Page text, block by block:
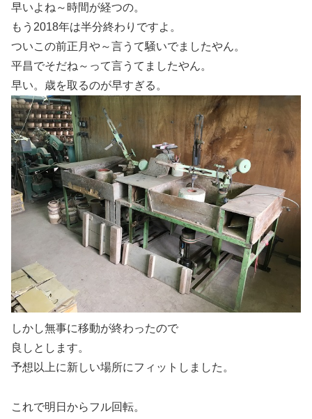
早いよね～時間が経つの。
もう2018年は半分終わりですよ。
ついこの前正月や～言うて騒いでましたやん。
平昌でそだね～って言うてましたやん。
早い。歳を取るのが早すぎる。
しかし無事に移動が終わったので
良しとします。
予想以上に新しい場所にフィットしました。
これで明日からフル回転。